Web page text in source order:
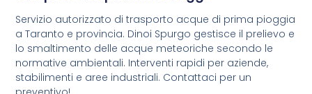
Servizio autorizzato di trasporto acque di prima pioggia
a Taranto e provincia. Dinoi Spurgo gestisce il prelievo e
lo smaltimento delle acque meteoriche secondo le
normative ambientali. Interventi rapidi per aziende,
stabilimenti e aree industriali. Contattaci per un